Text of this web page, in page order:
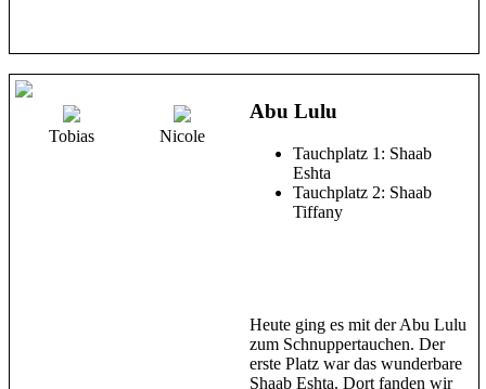
Tobias Nicole
Abu Lulu
Tauchplatz 1: Shaab
Eshta
Tauchplatz 2: Shaab
Tiffany
Heute ging es mit der Abu Lulu
zum Schnuppertauchen. Der
erste Platz war das wunderbare
Shaab Eshta. Dort fanden wir